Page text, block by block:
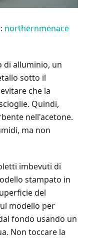
northernmenace
di alluminio, un
sotto il
che la
Quindi,
nell'acetone.
ma non
imbevuti di
stampato in
del
modello per
fondo usando un
Non toccare la